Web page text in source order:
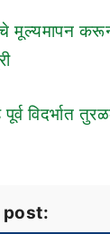
मूल्यमापन
पूर्व विदर्भात
post: